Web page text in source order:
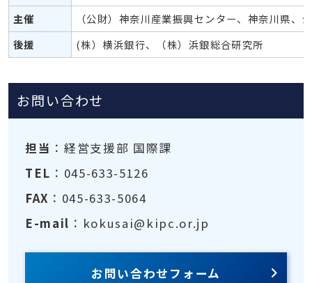
主催
（公財）神奈川産業振興センター、神奈川県、
後援
(株）横浜銀行、（株）浜銀総合研究所
お問い合わせ
担当 ：経営支援部 国際課
TEL ：045-633-5126
FAX ：045-633-5064
E-mail ：kokusai@kipc.or.jp
お問い合わせフォーム